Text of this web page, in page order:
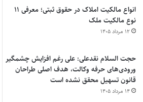
انواع مالکیت املاک در حقوق ثبتی؛ معرفی ۱۱
نوع مالکیت ملک
۱۲ مرداد ۱۴۰۵
حجت السلام نقدعلی: علی رغم افزایش چشمگیر
ورودی‌های حرفه وکالت، هدف اصلی طراحان
قانون تسهیل محقق نشده است
۱۴ مرداد ۱۴۰۵